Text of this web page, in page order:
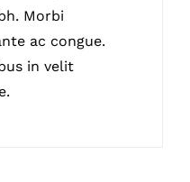
Morbi
ac congue.
in velit